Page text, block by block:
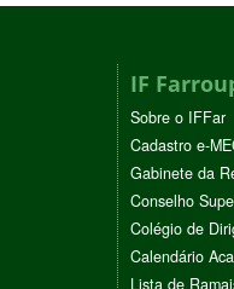
IF
Sobre o IFFar
Cadastro e-
Gabinete da
Conselho
Colégio de
Calendário
Lista de